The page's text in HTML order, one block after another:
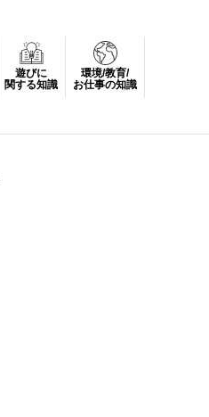
遊びに
関する知識
環境/教育/
お仕事の知識